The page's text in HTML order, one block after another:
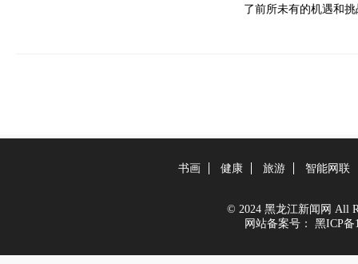
了前所未有的机遇和
书画 健康 旅游 智能网联
© 2024 黑龙江新闻网 All
网站备案号：
黑ICP备